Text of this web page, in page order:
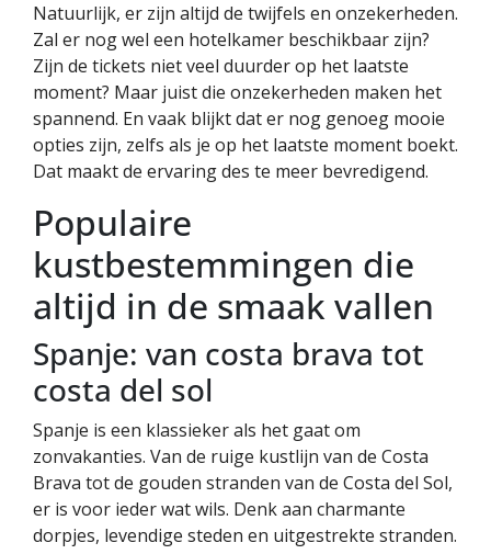
Natuurlijk, er zijn altijd de twijfels en onzekerheden.
Zal er nog wel een hotelkamer beschikbaar zijn?
Zijn de tickets niet veel duurder op het laatste
moment? Maar juist die onzekerheden maken het
spannend. En vaak blijkt dat er nog genoeg mooie
opties zijn, zelfs als je op het laatste moment boekt.
Dat maakt de ervaring des te meer bevredigend.
Populaire
kustbestemmingen die
altijd in de smaak vallen
Spanje: van costa brava tot
costa del sol
Spanje is een klassieker als het gaat om
zonvakanties. Van de ruige kustlijn van de Costa
Brava tot de gouden stranden van de Costa del Sol,
er is voor ieder wat wils. Denk aan charmante
dorpjes, levendige steden en uitgestrekte stranden.